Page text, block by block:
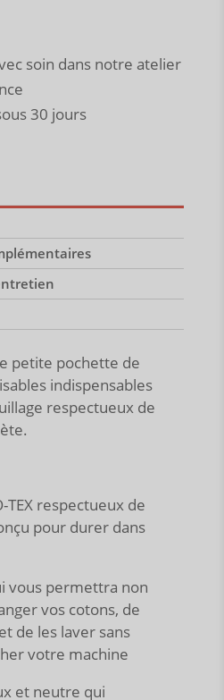
soin dans notre atelier
30 jours
petite pochette de
indispensables
respectueux de
TEX respectueux de
pour durer dans
vous permettra non
vos cotons, de
de les laver sans
votre machine
et neutre qui